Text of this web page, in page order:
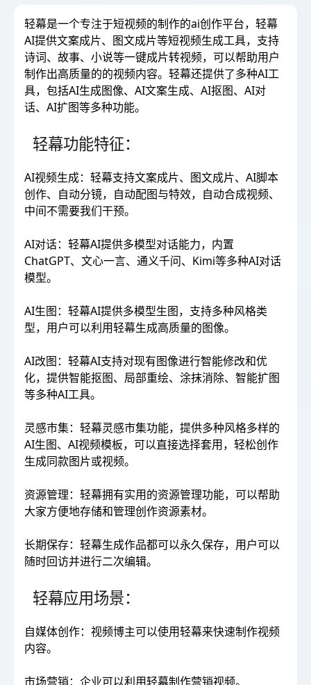
轻幕是一个专注于短视频的制作的ai创作平台，轻幕
AI提供文案成片、图文成片等短视频生成工具，支持
诗词、故事、小说等一键成片转视频，可以帮助用户
制作出高质量的的视频内容。轻幕还提供了多种AI工
具，包括AI生成图像、AI文案生成、AI抠图、AI对
话、AI扩图等多种功能。
轻幕功能特征：
AI视频生成：轻幕支持文案成片、图文成片、AI脚本
创作、自动分镜，自动配图与特效，自动合成视频、
中间不需要我们干预。
AI对话：轻幕AI提供多模型对话能力，内置
ChatGPT、文心一言、通义千问、Kimi等多种AI对话
模型。
AI生图：轻幕AI提供多模型生图，支持多种风格类
型，用户可以利用轻幕生成高质量的图像。
AI改图：轻幕AI支持对现有图像进行智能修改和优
化，提供智能抠图、局部重绘、涂抹消除、智能扩图
等多种AI工具。
灵感市集：轻幕灵感市集功能，提供多种风格多样的
AI生图、AI视频模板，可以直接选择套用，轻松创作
生成同款图片或视频。
资源管理：轻幕拥有实用的资源管理功能，可以帮助
大家方便地存储和管理创作资源素材。
长期保存：轻幕生成作品都可以永久保存，用户可以
随时回访并进行二次编辑。
轻幕应用场景：
自媒体创作：视频博主可以使用轻幕来快速制作视频
内容。
市场营销：企业可以利用轻幕制作营销视频。